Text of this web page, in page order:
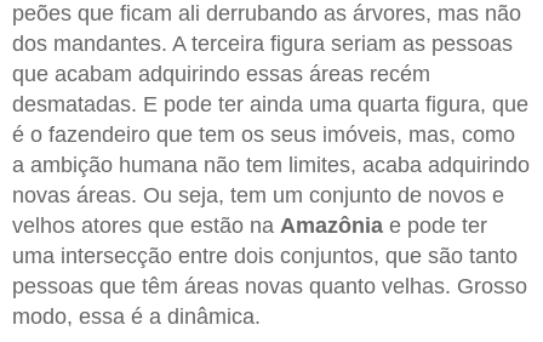
peões que ficam ali derrubando as árvores, mas não
dos mandantes. A terceira figura seriam as pessoas
que acabam adquirindo essas áreas recém
desmatadas. E pode ter ainda uma quarta figura, que
é o fazendeiro que tem os seus imóveis, mas, como
a ambição humana não tem limites, acaba adquirindo
novas áreas. Ou seja, tem um conjunto de novos e
velhos atores que estão na Amazônia e pode ter
uma intersecção entre dois conjuntos, que são tanto
pessoas que têm áreas novas quanto velhas. Grosso
modo, essa é a dinâmica.